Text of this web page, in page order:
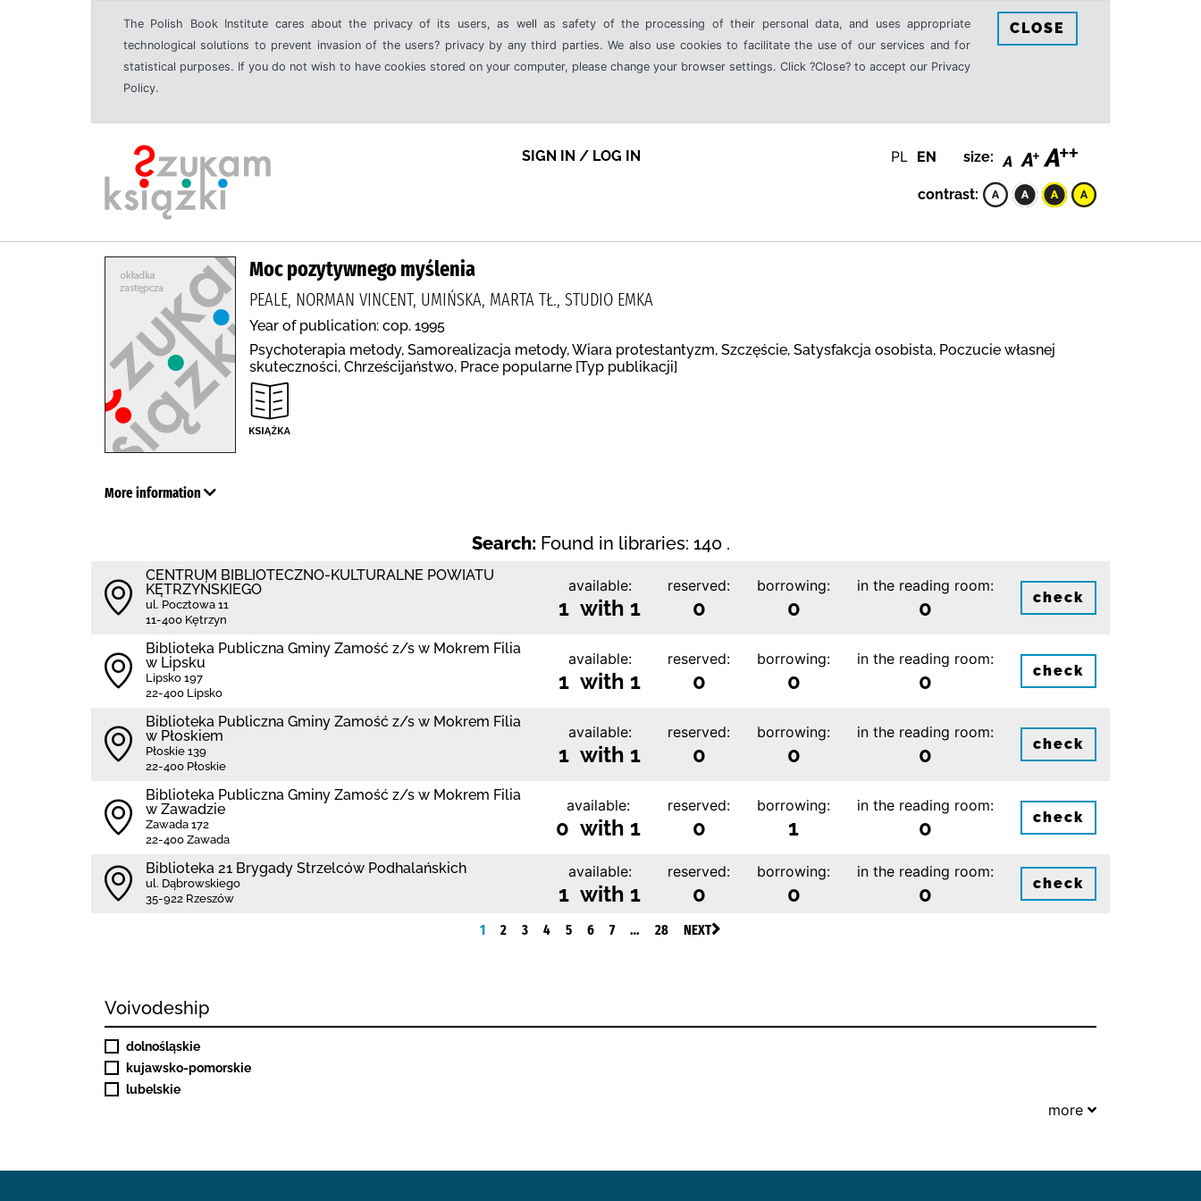
The Polish Book Institute cares about the privacy of its users, as well as safety of the processing of their personal data, and uses appropriate
technological solutions to prevent invasion of the users? privacy by any third parties. We also use cookies to facilitate the use of our services and for
statistical purposes. If you do not wish to have cookies stored on your computer, please change your browser settings. Click ?Close? to accept our Privacy
Policy.
CLOSE
SIGN IN / LOG IN PL EN size:
contrast:
Moc pozytywnego myślenia
PEALE, NORMAN VINCENT, UMIŃSKA, MARTA TŁ., STUDIO EMKA
Year of publication: cop. 1995
Psychoterapia metody, Samorealizacja metody, Wiara protestantyzm, Szczęście, Satysfakcja osobista, Poczucie własnej
skuteczności, Chrześcijaństwo, Prace popularne [Typ publikacji]
More information
Search: Found in libraries: 140 .
CENTRUM BIBLIOTECZNO-KULTURALNE POWIATU
KĘTRZYŃSKIEGO
ul. Pocztowa 11
11-400 Kętrzyn
available:
1 with 1
reserved:
0
borrowing:
0
in the reading room:
0 check
Biblio­teka Publiczna Gminy Zamość z/s w Mokrem Filia
w Lipsku
Lipsko 197
22-400 Lipsko
available:
1 with 1
reserved:
0
borrowing:
0
in the reading room:
0 check
Biblio­teka Publiczna Gminy Zamość z/s w Mokrem Filia
w Płoskiem
Płoskie 139
22-400 Płoskie
available:
1 with 1
reserved:
0
borrowing:
0
in the reading room:
0 check
Biblio­teka Publiczna Gminy Zamość z/s w Mokrem Filia
w Zawadzie
Zawada 172
22-400 Zawada
available:
0 with 1
reserved:
0
borrowing:
1
in the reading room:
0 check
Biblioteka 21 Brygady Strzelców Podhalańskich
ul. Dąbrowskiego
35-922 Rzeszów
available:
1 with 1
reserved:
0
borrowing:
0
in the reading room:
0 check
1 2 3 4 5 6 7 … 28 NEXT
Voivodeship
dolnośląskie
kujawsko-pomorskie
lubelskie
more